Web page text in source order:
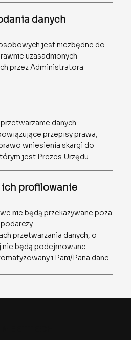
danych
jest niezbędne do
uzasadnionych
przez Administratora
danych
przepisy prawa,
wniesienia skargi do
jest Prezes Urzędu
ich profilowanie
nie będą przekazywane poza
przetwarzania danych, o
będą podejmowane
i Pani/Pana dane